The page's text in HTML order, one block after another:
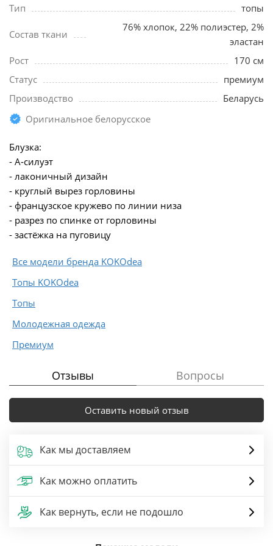
Тип топы
Состав ткани
76% хлопок, 22% полиэстер, 2%
эластан
Рост
170 см
Статус
премиум
Производство
Беларусь
Оригинальное белорусское
Блузка:
- А‑силуэт
- лаконичный дизайн
- круглый вырез горловины
- французское кружево по линии низа
- разрез по спинке от горловины
- застёжка на пуговицу
Все модели бренда KOKOdea
Топы KOKOdea
Топы
Молодежная одежда
Премиум
Отзывы Вопросы
Оставить новый отзыв
Как мы доставляем
Как можно оплатить
Как вернуть, если не подошло